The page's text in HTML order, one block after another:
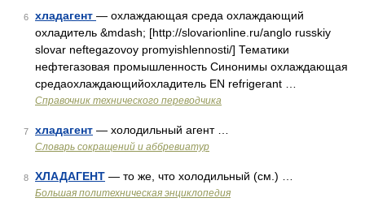
6 хладагент — охлаждающая среда охлаждающий
охладитель &mdash; [http://slovarionline.ru/anglo russkiy
slovar neftegazovoy promyishlennosti/] Тематики
нефтегазовая промышленность Синонимы охлаждающая
средаохлаждающийохладитель EN refrigerant …
Справочник технического переводчика
7 хладагент — холодильный агент …
Словарь сокращений и аббревиатур
8 ХЛАДАГЕНТ — то же, что холодильный (см.) …
Большая политехническая энциклопедия